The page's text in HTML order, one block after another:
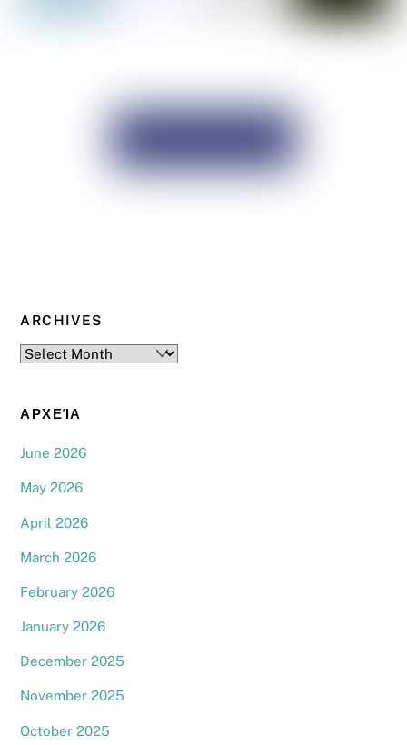
ARCHIVES
Archives
ΑΡΧΕΊΑ
June 2026
May 2026
April 2026
March 2026
February 2026
January 2026
December 2025
November 2025
October 2025